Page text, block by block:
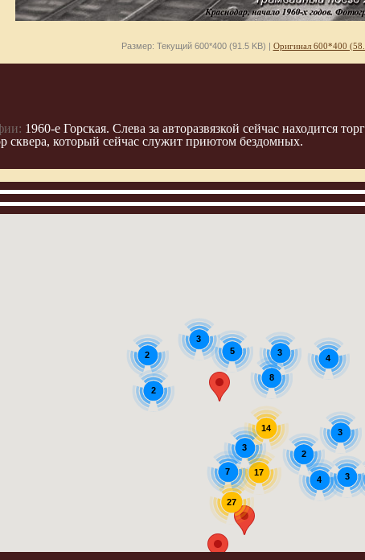
Размер: Текущий 600*400 (91.5 KB) | Оригинал 600*400
1960-е Горская. Слева за авторазвязкой сейчас находится
сквера, который сейчас служит приютом бездомных.
14
17
3
8
3
5
3
27
2
4
7
4
2
3
3
2